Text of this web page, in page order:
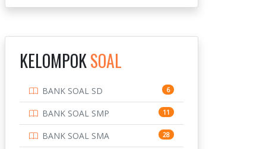
BANDUNG
INSTITUT TEKNOLOGI
INSTITUT TEKNOLOGI
SEPULUH NOVEMBER
10
INSTITUT TEKNOLOGI
SUMATERA
9
KELOMPOKSOAL
BANK SOAL SD 6
BANK SOAL SMP 11
BANK SOAL SMA 28